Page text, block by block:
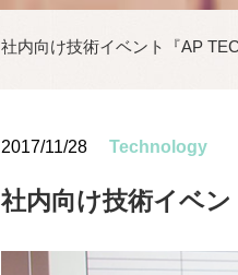
社内向け技術イベント『AP
2017/11/28 Technology
社内向け技術イベン